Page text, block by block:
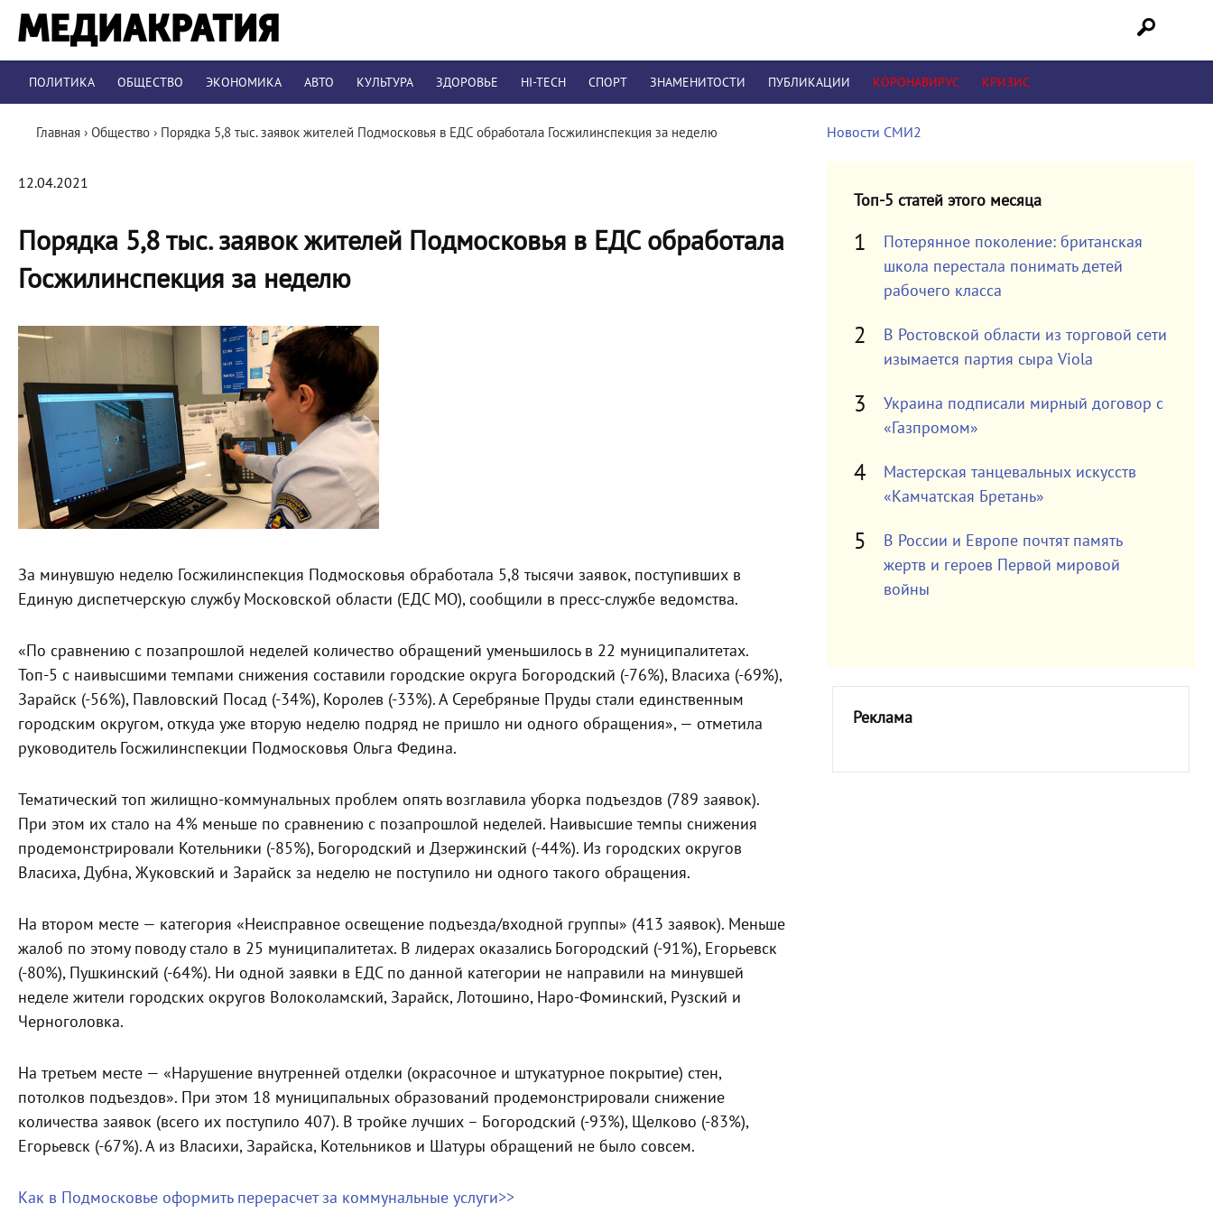
ПОЛИТИКА ОБЩЕСТВО ЭКОНОМИКА АВТО КУЛЬТУРА ЗДОРОВЬЕ HI-TECH СПОРТ ЗНАМЕНИТОСТИ ПУБЛИКАЦИИ КОРОНАВИРУС КРИЗИС
Главная › Общество › Порядка 5,8 тыс. заявок жителей Подмосковья в ЕДС обработала Госжилинспекция за неделю
12.04.2021
Порядка 5,8 тыс. заявок жителей Подмосковья в ЕДС обработала
Госжилинспекция за неделю
За минувшую неделю Госжилинспекция Подмосковья обработала 5,8 тысячи заявок, поступивших в
Единую диспетчерскую службу Московской области (ЕДС МО), сообщили в пресс-службе ведомства.
«По сравнению с позапрошлой неделей количество обращений уменьшилось в 22 муниципалитетах.
Топ-5 с наивысшими темпами снижения составили городские округа Богородский (-76%), Власиха (-69%),
Зарайск (-56%), Павловский Посад (-34%), Королев (-33%). А Серебряные Пруды стали единственным
городским округом, откуда уже вторую неделю подряд не пришло ни одного обращения», — отметила
руководитель Госжилинспекции Подмосковья Ольга Федина.
Тематический топ жилищно-коммунальных проблем опять возглавила уборка подъездов (789 заявок).
При этом их стало на 4% меньше по сравнению с позапрошлой неделей. Наивысшие темпы снижения
продемонстрировали Котельники (-85%), Богородский и Дзержинский (-44%). Из городских округов
Власиха, Дубна, Жуковский и Зарайск за неделю не поступило ни одного такого обращения.
На втором месте — категория «Неисправное освещение подъезда/входной группы» (413 заявок). Меньше
жалоб по этому поводу стало в 25 муниципалитетах. В лидерах оказались Богородский (-91%), Егорьевск
(-80%), Пушкинский (-64%). Ни одной заявки в ЕДС по данной категории не направили на минувшей
неделе жители городских округов Волоколамский, Зарайск, Лотошино, Наро-Фоминский, Рузский и
Черноголовка.
На третьем месте — «Нарушение внутренней отделки (окрасочное и штукатурное покрытие) стен,
потолков подъездов». При этом 18 муниципальных образований продемонстрировали снижение
количества заявок (всего их поступило 407). В тройке лучших – Богородский (-93%), Щелково (-83%),
Егорьевск (-67%). А из Власихи, Зарайска, Котельников и Шатуры обращений не было совсем.
Как в Подмосковье оформить перерасчет за коммунальные услуги>>
Новости СМИ2
Топ-5 статей этого месяца
Потерянное поколение: британская
школа перестала понимать детей
рабочего класса
В Ростовской области из торговой сети
изымается партия сыра Viola
Украина подписали мирный договор с
«Газпромом»
Мастерская танцевальных искусств
«Камчатская Бретань»
В России и Европе почтят память
жертв и героев Первой мировой
войны
Реклама